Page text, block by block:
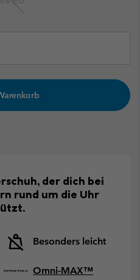
der dich bei
rund um die Uhr
Besonders leicht
Omni-MAX™